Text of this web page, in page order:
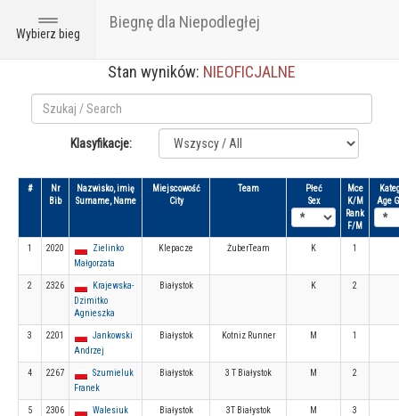
Toggle
navigation
Wybierz bieg
Biegnę dla Niepodległej
Stan wyników: NIEOFICJALNE
Klasyfikacje:
#
Nr
Bib
Nazwisko, imię
Surname, Name
Miejscowość
City
Team
Płeć
Sex
Mce
K/M
Rank
F/M
Age
1 2020
Zielinko
Małgorzata
Klepacze ŻuberTeam K 1
2 2326
Krajewska-
Dzimitko
Agnieszka
Białystok K 2
3 2201
Jankowski
Andrzej
Białystok Kotniz Runner M 1
4 2267
Szumieluk
Franek
Białystok 3 T Białystok M 2
5 2306
Walesiuk
Białystok 3T Białystok M 3